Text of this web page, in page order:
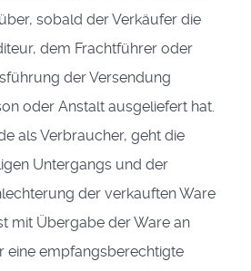
sobald der Verkäufer die
dem Frachtführer oder
der Versendung
oder Anstalt ausgeliefert hat.
als Verbraucher, geht die
Untergangs und der
der verkauften Ware
mit Übergabe der Ware an
eine empfangsberechtigte